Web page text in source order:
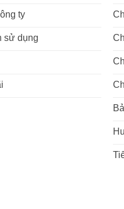
ty
sử dụng